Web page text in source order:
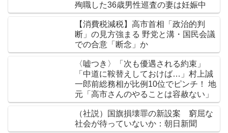
殉職した36歳男性巡査の妻は妊娠中
【消費税減税】高市首相「政治的判
断」の見方強まる 野党と溝・国民会議
での合意「断念」か
〈嘘つき〉「次も優遇される約束」
「中道に鞍替えしておけば…」村上誠
一郎前総務相が比例10位でピンチ！ 地
元「高市さんのやることは容赦ない」
（社説）国旗損壊罪の新設案 窮屈な
社会が待っていないか：朝日新聞